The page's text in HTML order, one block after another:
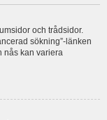
och trådsidor.
sökning”-länken
nås kan variera